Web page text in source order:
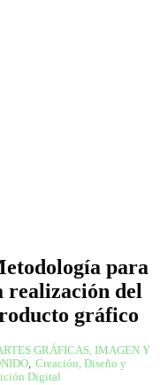
para
realización del
gráfico
GRÁFICAS, IMAGEN Y
, Creación, Diseño y
Digital